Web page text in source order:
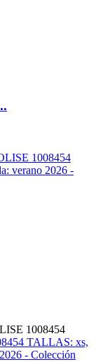
1008454